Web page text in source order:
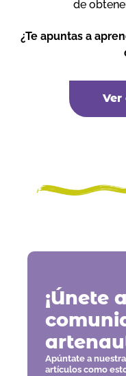
de
¿Te apuntas a
Ver
¡Únete
Apúntate a
artículos como